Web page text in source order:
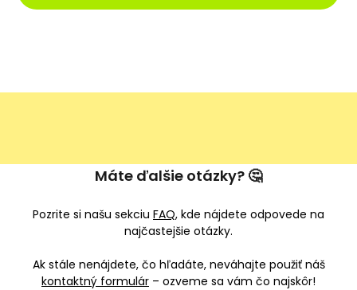
Máte ďalšie otázky? 🤔
Pozrite si našu sekciu FAQ, kde nájdete odpovede na
najčastejšie otázky.
Ak stále nenájdete, čo hľadáte, neváhajte použiť náš
kontaktný formulár – ozveme sa vám čo najskôr!